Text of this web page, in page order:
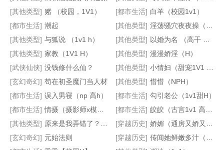
淫荡骚穴夜夜操（NP，高H） 家教（1V1 H） 潮沙（1v1）
[其他类型] 赌 （校园，1V1） [都市生活] 白羊（校园1v1）
[都市生活] 潮起 [其他类型] 淫荡骚穴夜夜操（NP，高H）
[其他类型] 与狐说 （1v1 h） [其他类型] 以婚为名 （高干 婚恋 1v1）
[其他类型] 家教（1V1 H） [其他类型] 漫漫娇淫（H）
[武侠仙侠] 没钱修什么仙？ [其他类型] 小情妇（甜宠1V1 高H）
[玄幻奇幻] 苟在初圣魔门当人材 [其他类型] 惜惜（NPH）
[都市生活] 误入男寝（np 高h） [都市生活] 勾引老公（1v1甜H）
[都市生活] 情摄（摄影师x模特） [都市生活] 皎皎（古言1v1 高h）
[其他类型] 原来是我弄错了？1V1 [穿越历史] 娇媚（通房又娇又媚）
[玄幻奇幻] 元始法则 [穿越历史] 传闻她鲜嫩多汁（快穿 高H）